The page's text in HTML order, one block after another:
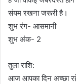
संयम रखना जरूरी है।
शुभ रंग- आसमानी
शुभ अंक- 2
तुला राशि:
आज आपका दिन अच्छा